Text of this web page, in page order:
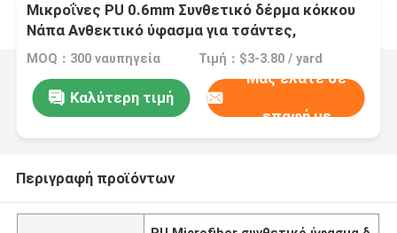
Μικροΐνες PU 0.6mm Συνθετικό δέρμα κόκκου
Νάπα Ανθεκτικό ύφασμα για τσάντες,
καναπέδες, έπιπλα, παπούτσια, πορτοφόλια,
διακοσμητικές χειροτεχνίες αυτοκινήτου,
εξωτερική χρήση
MOQ：300 ναυπηγεία Τιμή：$3-3.80 / yard
Καλύτερη τιμή
Μας ελάτε σε
επαφή με
Περιγραφή προϊόντων